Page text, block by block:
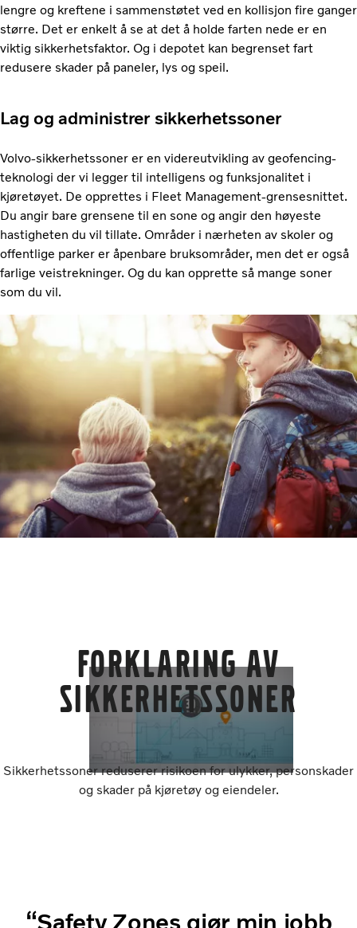
lengre og kreftene i sammenstøtet ved en kollisjon fire ganger
større. Det er enkelt å se at det å holde farten nede er en
viktig sikkerhetsfaktor. Og i depotet kan begrenset fart
redusere skader på paneler, lys og speil.
Lag og administrer sikkerhetssoner
Volvo-sikkerhetssoner er en videreutvikling av geofencing-
teknologi der vi legger til intelligens og funksjonalitet i
kjøretøyet. De opprettes i Fleet Management-grensesnittet.
Du angir bare grensene til en sone og angir den høyeste
hastigheten du vil tillate. Områder i nærheten av skoler og
offentlige parker er åpenbare bruksområder, men det er også
farlige veistrekninger. Og du kan opprette så mange soner
som du vil.
Forklaring av
sikkerhetssoner
Sikkerhetssoner reduserer risikoen for ulykker, personskader
og skader på kjøretøy og eiendeler.
“Safety Zones gjør min jobb